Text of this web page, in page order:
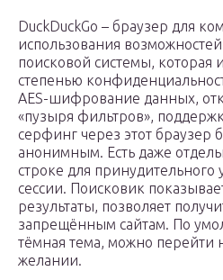
DuckDuckGo – браузер для
использования
поисковой системы, которая
степенью
AES-шифрование данных,
«пузыря фильтров»,
серфинг через этот браузер
анонимным. Есть даже
строке для принудительного
сессии. Поисковик
результаты, позволяет
запрещённым сайтам. По
тёмная тема, можно перейти
желании.